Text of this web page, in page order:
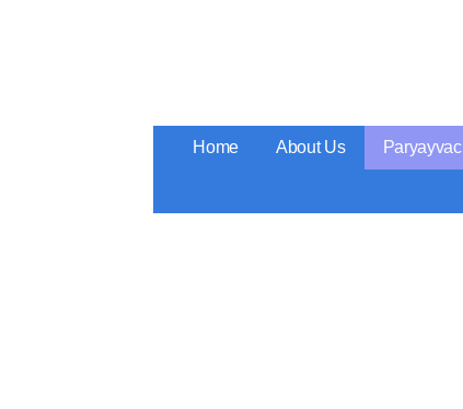
Home About Us